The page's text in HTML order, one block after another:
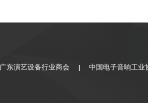
广东演艺设备行业商会 中国电子音响工业